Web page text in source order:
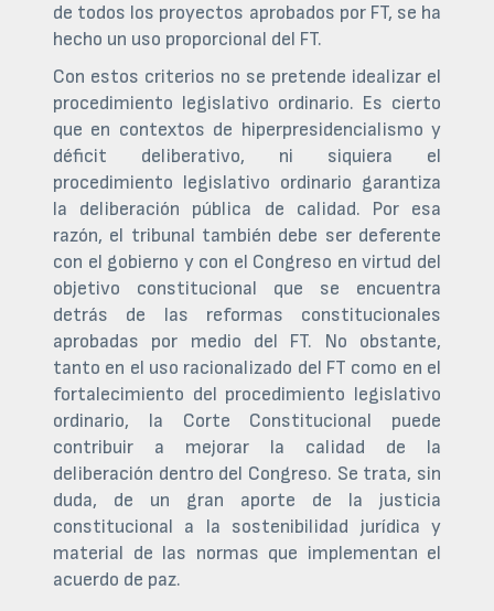
de todos los proyectos aprobados por FT, se ha
hecho un uso proporcional del FT.
Con estos criterios no se pretende idealizar el
procedimiento legislativo ordinario. Es cierto
que en contextos de hiperpresidencialismo y
déficit deliberativo, ni siquiera el
procedimiento legislativo ordinario garantiza
la deliberación pública de calidad. Por esa
razón, el tribunal también debe ser deferente
con el gobierno y con el Congreso en virtud del
objetivo constitucional que se encuentra
detrás de las reformas constitucionales
aprobadas por medio del FT. No obstante,
tanto en el uso racionalizado del FT como en el
fortalecimiento del procedimiento legislativo
ordinario, la Corte Constitucional puede
contribuir a mejorar la calidad de la
deliberación dentro del Congreso. Se trata, sin
duda, de un gran aporte de la justicia
constitucional a la sostenibilidad jurídica y
material de las normas que implementan el
acuerdo de paz.